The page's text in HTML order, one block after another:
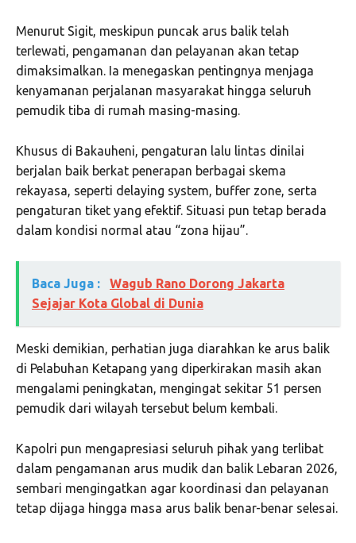
Menurut Sigit, meskipun puncak arus balik telah
terlewati, pengamanan dan pelayanan akan tetap
dimaksimalkan. Ia menegaskan pentingnya menjaga
kenyamanan perjalanan masyarakat hingga seluruh
pemudik tiba di rumah masing-masing.
Khusus di Bakauheni, pengaturan lalu lintas dinilai
berjalan baik berkat penerapan berbagai skema
rekayasa, seperti delaying system, buffer zone, serta
pengaturan tiket yang efektif. Situasi pun tetap berada
dalam kondisi normal atau “zona hijau”.
Baca Juga :
Wagub Rano Dorong Jakarta
Sejajar Kota Global di Dunia
Meski demikian, perhatian juga diarahkan ke arus balik
di Pelabuhan Ketapang yang diperkirakan masih akan
mengalami peningkatan, mengingat sekitar 51 persen
pemudik dari wilayah tersebut belum kembali.
Kapolri pun mengapresiasi seluruh pihak yang terlibat
dalam pengamanan arus mudik dan balik Lebaran 2026,
sembari mengingatkan agar koordinasi dan pelayanan
tetap dijaga hingga masa arus balik benar-benar selesai.